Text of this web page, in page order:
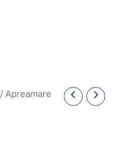
/ Apreamare